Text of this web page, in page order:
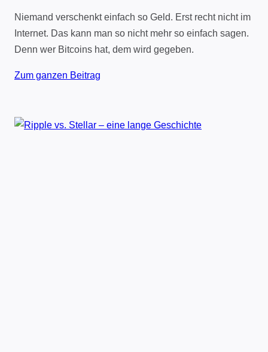
Niemand verschenkt einfach so Geld. Erst recht nicht im
Internet. Das kann man so nicht mehr so einfach sagen.
Denn wer Bitcoins hat, dem wird gegeben.
Zum ganzen Beitrag